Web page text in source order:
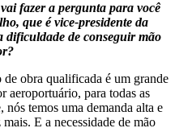
fazer a pergunta para você
que é vice-presidente da
de conseguir mão
de obra qualificada é um grande
aeroportuário, para todas as
temos uma demanda alta e
E a necessidade de mão